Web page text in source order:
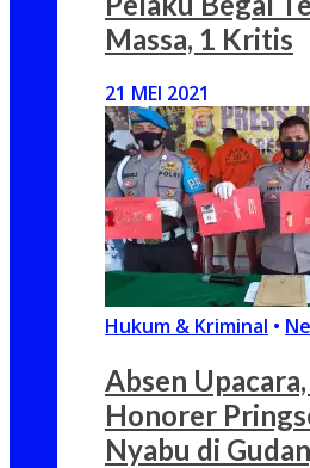
Massa, 1 Kritis
21 MEI 2021
Hukum & Kriminal •
Absen
Honorer
Nyabu di